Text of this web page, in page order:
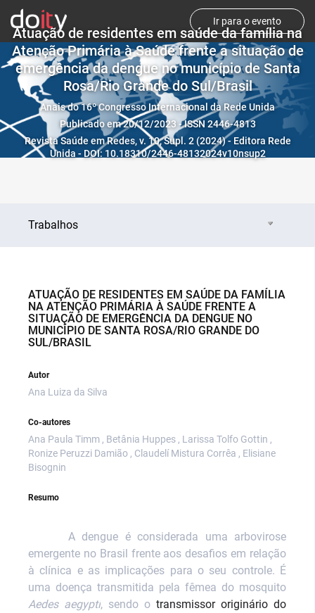
Ir para o evento
Atuação de residentes em saúde da família na
Atenção Primária à Saúde frente a situação de
emergência da dengue no município de Santa
Rosa/Rio Grande do Sul/Brasil
Anais do 16º Congresso Internacional da Rede Unida
Publicado em 20/12/2023 - ISSN 2446-4813
Revista Saúde em Redes, v. 10, Supl. 2 (2024) - Editora Rede
Unida - DOI: 10.18310/2446-48132024v10nsup2
Trabalhos
ATUAÇÃO DE RESIDENTES EM SAÚDE DA FAMÍLIA
NA ATENÇÃO PRIMÁRIA À SAÚDE FRENTE A
SITUAÇÃO DE EMERGÊNCIA DA DENGUE NO
MUNICÍPIO DE SANTA ROSA/RIO GRANDE DO
SUL/BRASIL
Autor
Ana Luiza da Silva
Co-autores
Ana Paula Timm , Betânia Huppes , Larissa Tolfo Gottin ,
Ronize Peruzzi Damião , Claudelí Mistura Corrêa , Elisiane
Bisognin
Resumo
A dengue é considerada uma arbovirose
emergente no Brasil frente aos desafios em relação
à clínica e as implicações para o seu controle. É
uma doença transmitida pela fêmea do mosquito
Aedes aegypti, sendo o transmissor originário do